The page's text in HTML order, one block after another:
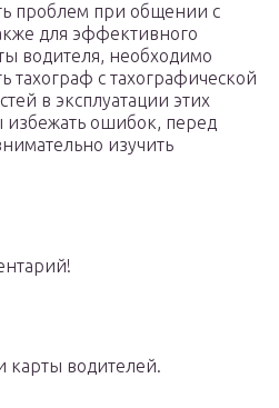
проблем при общении с
для эффективного
водителя, необходимо
тахограф с тахографической
в эксплуатации этих
избежать ошибок, перед
изучить
водителей.